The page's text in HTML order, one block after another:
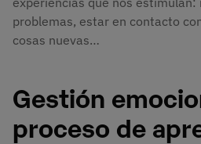
problemas, estar en contacto
cosas nuevas…
Gestión
proceso de